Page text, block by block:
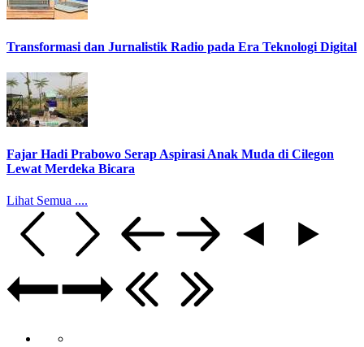
Transformasi dan Jurnalistik Radio pada Era Teknologi Digital
Fajar Hadi Prabowo Serap Aspirasi Anak Muda di Cilegon
Lewat Merdeka Bicara
Lihat Semua ....